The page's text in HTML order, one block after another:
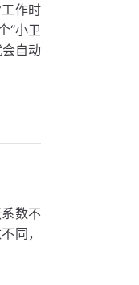
作时
“小卫
自动
数不
同，